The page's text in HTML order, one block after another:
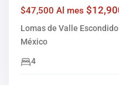
$47,500 Al mes
Lomas de Valle
México
4